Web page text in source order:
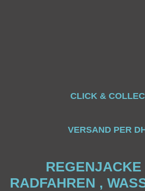
CLICK &
VERSAND PER
REGENJACKE
RADFAHREN ,